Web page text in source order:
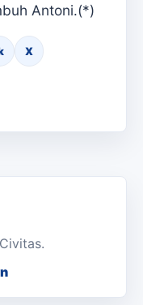
Antoni.(*)
X